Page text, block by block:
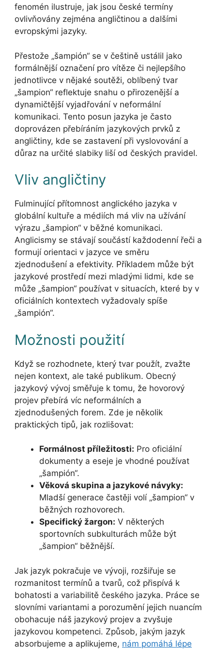
fenomén ilustruje, jak jsou české termíny
ovlivňovány zejména angličtinou a dalšími
evropskými jazyky.
Přestože „šampión“ se v češtině ustálil jako
formálnější označení pro vítěze či nejlepšího
jednotlivce v nějaké soutěži, oblíbený tvar
„šampion“ reflektuje snahu o přirozenější a
dynamičtější vyjadřování v neformální
komunikaci. Tento posun jazyka je často
doprovázen přebíráním jazykových prvků z
angličtiny, kde se zastavení při vyslovování a
důraz na určité slabiky liší od českých pravidel.
Vliv angličtiny
Fulminující přítomnost anglického jazyka v
globální kultuře a médiích má vliv na užívání
výrazu „šampion“ v běžné komunikaci.
Anglicismy se stávají součástí každodenní řeči a
formují orientaci v jazyce ve směru
zjednodušení a efektivity. Příkladem může být
jazykové prostředí mezi mladými lidmi, kde se
může „šampion“ používat v situacích, které by v
oficiálních kontextech vyžadovaly spíše
„šampión“.
Možnosti použití
Když se rozhodnete, který tvar použít, zvažte
nejen kontext, ale také publikum. Obecný
jazykový vývoj směřuje k tomu, že hovorový
projev přebírá víc neformálních a
zjednodušených forem. Zde je několik
praktických tipů, jak rozlišovat:
Formálnost příležitosti: Pro oficiální
dokumenty a eseje je vhodné používat
„šampión“.
Věková skupina a jazykové návyky:
Mladší generace častěji volí „šampion“ v
běžných rozhovorech.
Specifický žargon: V některých
sportovních subkulturách může být
„šampion“ běžnější.
Jak jazyk pokračuje ve vývoji, rozšiřuje se
rozmanitost termínů a tvarů, což přispívá k
bohatosti a variabilitě českého jazyka. Práce se
slovními variantami a porozumění jejich nuancím
obohacuje náš jazykový projev a zvyšuje
jazykovou kompetenci. Způsob, jakým jazyk
absorbujeme a aplikujeme, nám pomáhá lépe